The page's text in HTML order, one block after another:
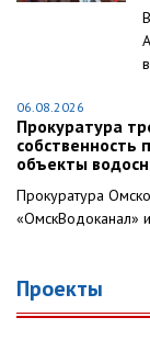
06.08.2026
Прокуратура
собственность
объекты
Прокуратура
«ОмскВодоканал»
Проекты